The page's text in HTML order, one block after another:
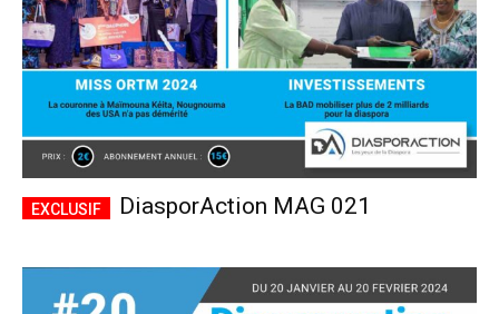
DiasporAction MAG 021